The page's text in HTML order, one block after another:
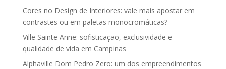
Cores no Design de Interiores: vale mais apostar em
contrastes ou em paletas monocromáticas?
Ville Sainte Anne: sofisticação, exclusividade e
qualidade de vida em Campinas
Alphaville Dom Pedro Zero: um dos empreendimentos